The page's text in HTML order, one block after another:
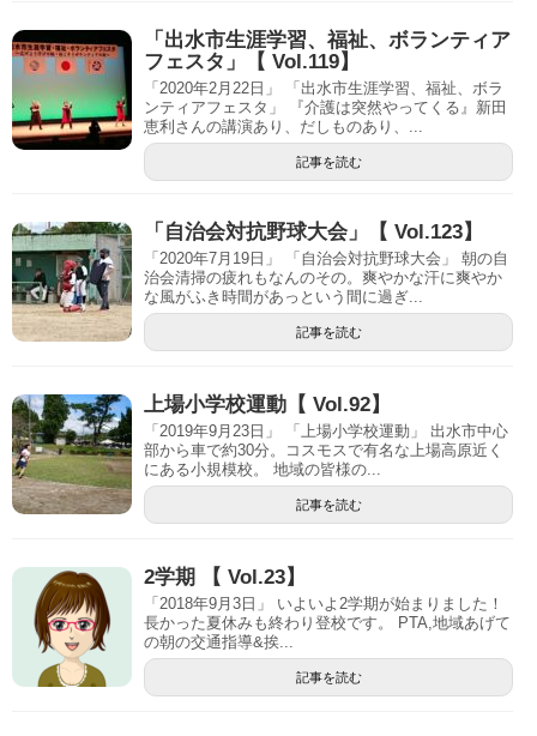
「出水市生涯学習、福祉、ボランティア
フェスタ」【 Vol.119】
「2020年2月22日」 「出水市生涯学習、福祉、ボラ
ンティアフェスタ」 『介護は突然やってくる』新田
恵利さんの講演あり、だしものあり、...
記事を読む
「自治会対抗野球大会」【 Vol.123】
「2020年7月19日」 「自治会対抗野球大会」 朝の自
治会清掃の疲れもなんのその。爽やかな汗に爽やか
な風がふき時間があっという間に過ぎ...
記事を読む
上場小学校運動【 Vol.92】
「2019年9月23日」 「上場小学校運動」 出水市中心
部から車で約30分。コスモスで有名な上場高原近く
にある小規模校。 地域の皆様の...
記事を読む
2学期 【 Vol.23】
「2018年9月3日」 いよいよ2学期が始まりました！
長かった夏休みも終わり登校です。 PTA,地域あげて
の朝の交通指導&挨...
記事を読む